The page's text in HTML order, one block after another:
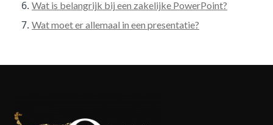
Wat is belangrijk bij een zakelijke PowerPoint?
Wat moet er allemaal in een presentatie?